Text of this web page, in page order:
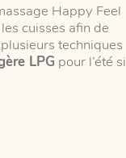
Happy Feel
cuisses afin de
techniques
LPG pour l’été si